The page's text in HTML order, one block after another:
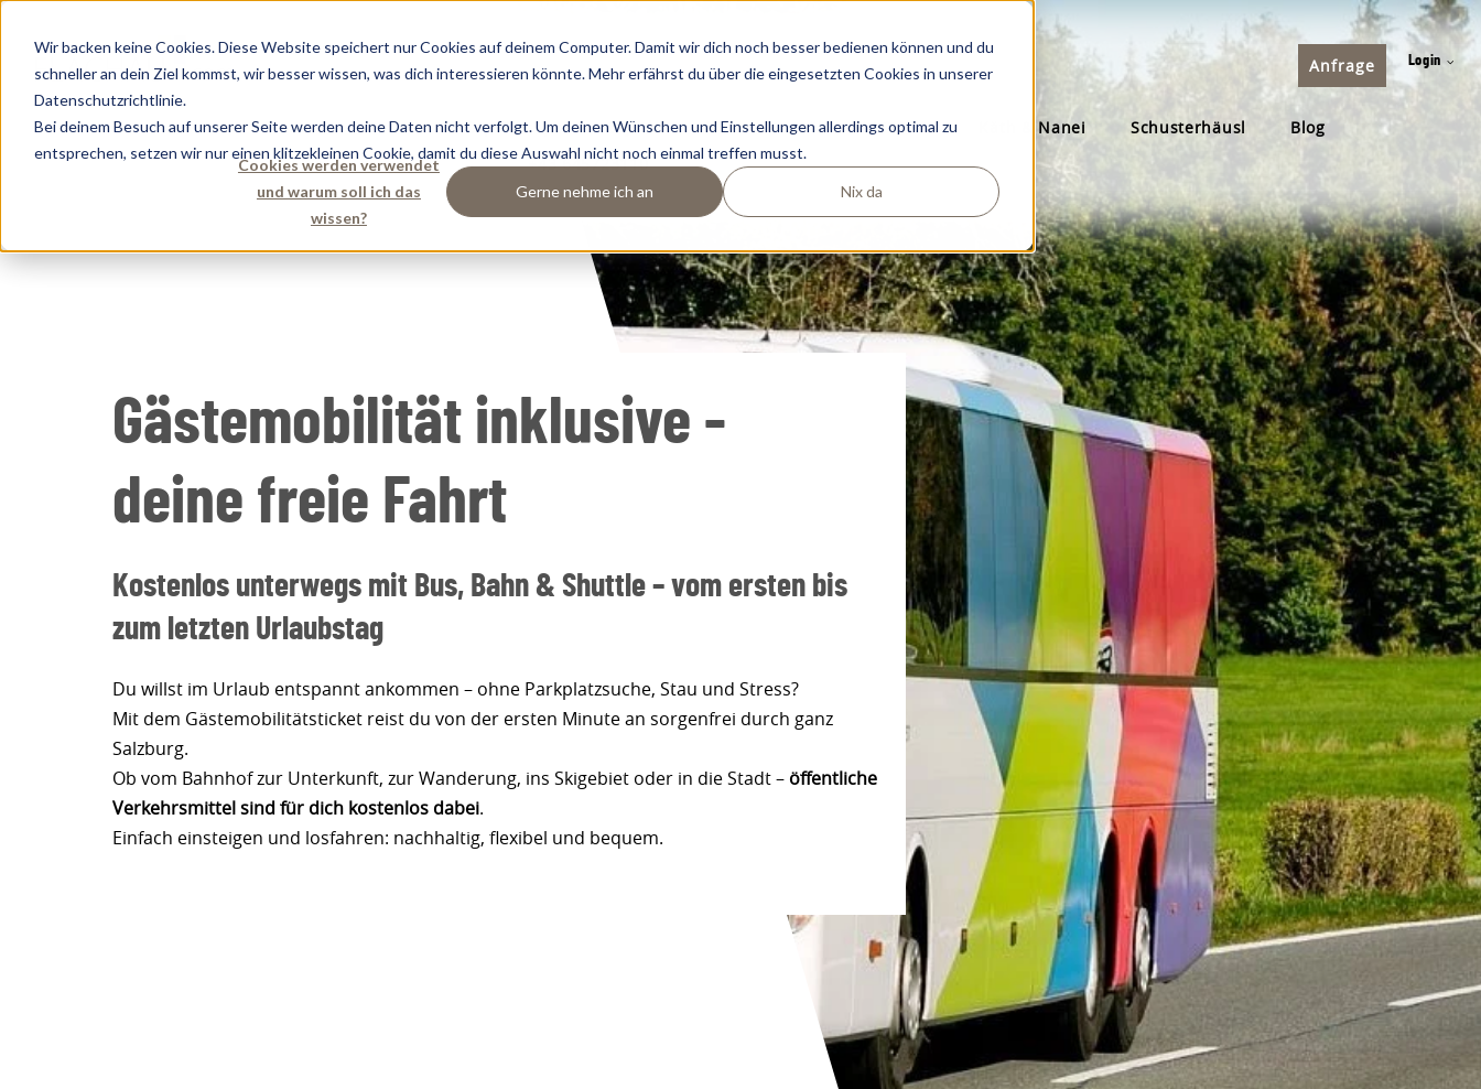
Wir backen keine Cookies. Diese Website speichert nur Cookies auf deinem Computer. Damit wir dich noch besser bedienen können und du
schneller an dein Ziel kommst, wir besser wissen, was dich interessieren könnte. Mehr erfährst du über die eingesetzten Cookies in unserer
Datenschutzrichtlinie.
Bei deinem Besuch auf unserer Seite werden deine Daten nicht verfolgt. Um deinen Wünschen und Einstellungen allerdings optimal zu
entsprechen, setzen wir nur einen klitzekleinen Cookie, damit du diese Auswahl nicht noch einmal treffen musst.
Cookies werden verwendet
und warum soll ich das
wissen?
Gerne nehme ich an Nix da
Anfrage Login
Dips&Drops Crystls Harmls #hostFLACHAU1 Käth & Nanei Schusterhäusl
Blog
+43 645723110
Gästemobilität inklusive -
deine freie Fahrt
Kostenlos unterwegs mit Bus, Bahn & Shuttle – vom ersten bis
zum letzten Urlaubstag
Du willst im Urlaub entspannt ankommen – ohne Parkplatzsuche, Stau und Stress?
Mit dem Gästemobilitätsticket reist du von der ersten Minute an sorgenfrei durch ganz
Salzburg.
Ob vom Bahnhof zur Unterkunft, zur Wanderung, ins Skigebiet oder in die Stadt – öffentliche
Verkehrsmittel sind für dich kostenlos dabei.
Einfach einsteigen und losfahren: nachhaltig, flexibel und bequem.